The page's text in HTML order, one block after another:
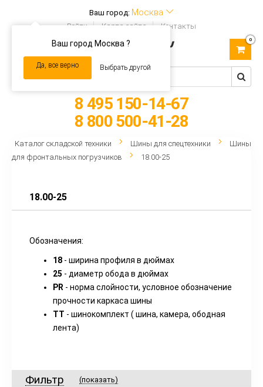
Ваш город: Москва
Ваш город Москва ?
Да, все верно Выбрать другой
Войти Карта сайта Контакты
navigation
0
8 495 150-14-67
8 800 500-41-28
Каталог складской техники Шины для спецтехники
Шины
для фронтальных погрузчиков
18.00-25
18.00-25
Обозначения:
18 - ширина профиля в дюймах
25 - диаметр обода в дюймах
PR - норма слойности, условное обозначение
прочности каркаса шины
TT - шинокомплект ( шина, камера, ободная
лента)
Фильтр (показать)